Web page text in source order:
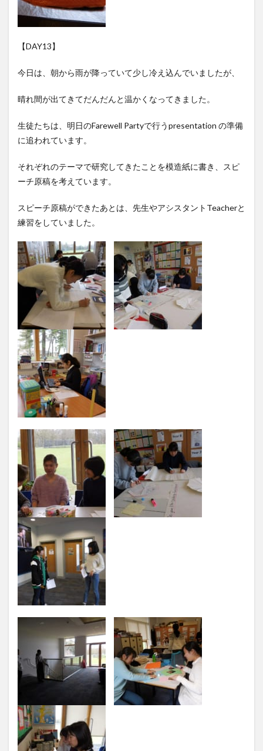
【DAY13】
今日は、朝から雨が降っていて少し冷え込んでいましたが、
晴れ間が出てきてだんだんと温かくなってきました。
生徒たちは、明日のFarewell Partyで行うpresentation の準備
に追われています。
それぞれのテーマで研究してきたことを模造紙に書き、スピ
ーチ原稿を考えています。
スピーチ原稿ができたあとは、先生やアシスタントTeacherと
練習をしていました。